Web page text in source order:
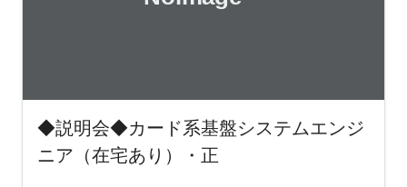
◆説明会◆カード系基盤システムエンジ
ニア（在宅あり）・正